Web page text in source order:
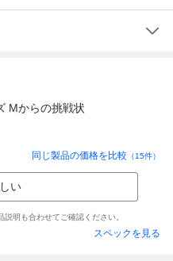
Mからの挑戦状
同じ製品の価格を比較 （15件）
い
明も合わせてご確認ください。
スペックを見る